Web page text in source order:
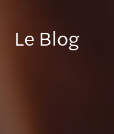
Le Blog